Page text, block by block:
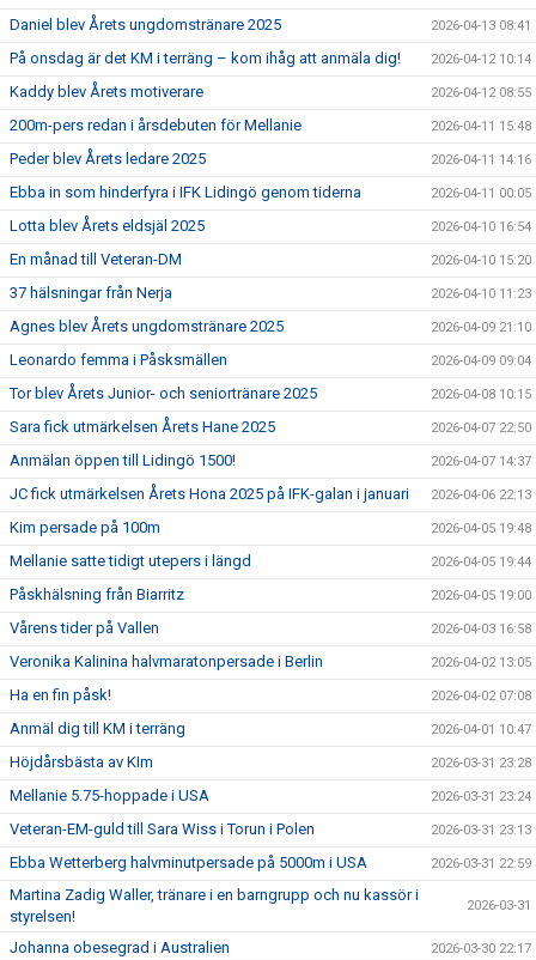
Daniel blev Årets ungdomstränare 2025 2026-04-13 08:41
På onsdag är det KM i terräng – kom ihåg att anmäla dig! 2026-04-12 10:14
Kaddy blev Årets motiverare 2026-04-12 08:55
200m-pers redan i årsdebuten för Mellanie 2026-04-11 15:48
Peder blev Årets ledare 2025 2026-04-11 14:16
Ebba in som hinderfyra i IFK Lidingö genom tiderna 2026-04-11 00:05
Lotta blev Årets eldsjäl 2025 2026-04-10 16:54
En månad till Veteran-DM 2026-04-10 15:20
37 hälsningar från Nerja 2026-04-10 11:23
Agnes blev Årets ungdomstränare 2025 2026-04-09 21:10
Leonardo femma i Påsksmällen 2026-04-09 09:04
Tor blev Årets Junior- och seniortränare 2025 2026-04-08 10:15
Sara fick utmärkelsen Årets Hane 2025 2026-04-07 22:50
Anmälan öppen till Lidingö 1500! 2026-04-07 14:37
JC fick utmärkelsen Årets Hona 2025 på IFK-galan i januari 2026-04-06 22:13
Kim persade på 100m 2026-04-05 19:48
Mellanie satte tidigt utepers i längd 2026-04-05 19:44
Påskhälsning från Biarritz 2026-04-05 19:00
Vårens tider på Vallen 2026-04-03 16:58
Veronika Kalinina halvmaratonpersade i Berlin 2026-04-02 13:05
Ha en fin påsk! 2026-04-02 07:08
Anmäl dig till KM i terräng 2026-04-01 10:47
Höjdårsbästa av KIm 2026-03-31 23:28
Mellanie 5.75-hoppade i USA 2026-03-31 23:24
Veteran-EM-guld till Sara Wiss i Torun i Polen 2026-03-31 23:13
Ebba Wetterberg halvminutpersade på 5000m i USA 2026-03-31 22:59
Martina Zadig Waller, tränare i en barngrupp och nu kassör i
styrelsen!
2026-03-31
Johanna obesegrad i Australien 2026-03-30 22:17